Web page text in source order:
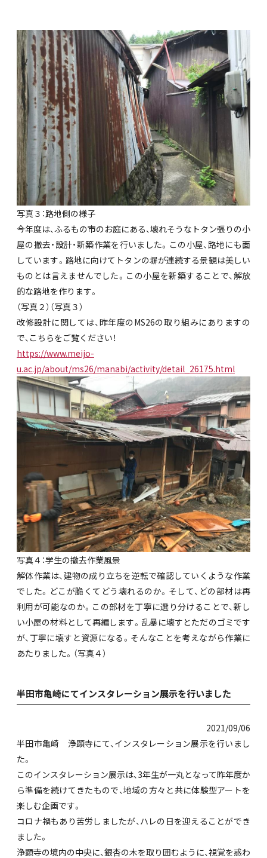
写真３：路地側の様子
今年度は、ふるもの市のお庭にある、壊れそうなトタン張りの小
屋の撤去・設計・新築作業を行いました。この小屋、路地にも面
しています。路地に向けてトタンの塀が連続する景観は美しい
ものとは言えませんでした。この小屋を新築することで、解放
的な路地を作ります。
（写真２）（写真３）
改修設計に関しては、昨年度のMS26の取り組みにありますの
で、こちらをご覧ください！
https://www.meijo-
u.ac.jp/about/ms26/manabi/activity/detail_26175.html
写真４：学生の撤去作業風景
解体作業は、建物の成り立ちを逆転で確認していくような作業
でした。どこが脆くてどう壊れるのか。そして、どの部材は再
利用が可能なのか。この部材を丁寧に選り分けることで、新し
い小屋の材料として再編します。乱暴に壊すとただのゴミです
が、丁寧に壊すと資源になる。そんなことを考えながら作業に
あたりました。（写真４）
半田市亀崎にてインスタレーション展示を行いました
2021/09/06
半田市亀崎 浄顕寺にて、インスタレーション展示を行いまし
た。
このインスタレーション展示は、3年生が一丸となって昨年度か
ら準備を続けてきたもので、地域の方々と共に体験型アートを
楽しむ企画です。
コロナ禍もあり苦労しましたが、ハレの日を迎えることができ
ました。
浄顕寺の境内の中央に、銀杏の木を取り囲むように、視覚を惑わ